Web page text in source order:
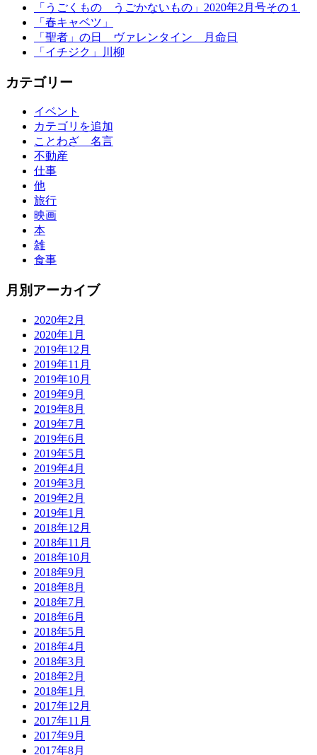
「うごくもの うごかないもの」2020年2月号その１
「春キャベツ」
「聖者」の日 ヴァレンタイン 月命日
「イチジク」川柳
カテゴリー
イベント
カテゴリを追加
ことわざ 名言
不動産
仕事
他
旅行
映画
本
雑
食事
月別アーカイブ
2020年2月
2020年1月
2019年12月
2019年11月
2019年10月
2019年9月
2019年8月
2019年7月
2019年6月
2019年5月
2019年4月
2019年3月
2019年2月
2019年1月
2018年12月
2018年11月
2018年10月
2018年9月
2018年8月
2018年7月
2018年6月
2018年5月
2018年4月
2018年3月
2018年2月
2018年1月
2017年12月
2017年11月
2017年9月
2017年8月